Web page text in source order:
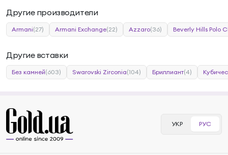
Другие производители
Armani(27) Armani Exchange(22) Azzaro(36) Beverly Hills Polo
Другие вставки
Без камней(603) Swarovski Zirconia(104) Бриллиант(4)
УКР РУС